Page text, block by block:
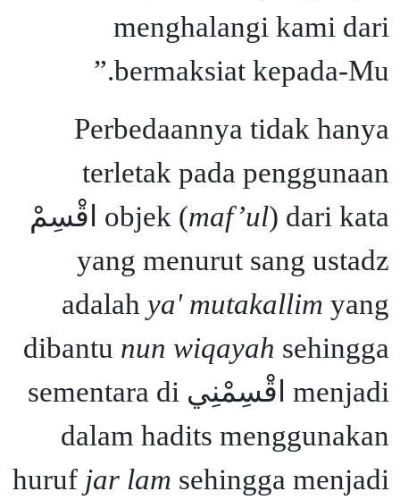
menghalangi kami dari
bermaksiat kepada-Mu.”
Perbedaannya tidak hanya
terletak pada penggunaan
objek (maf’ul
) dari kata اقْسِمْ
yang menurut sang ustadz
adalah ya' mutakallim yang
dibantu nun wiqayah sehingga
menjadi اقْسِمْنِي sementara di
dalam hadits menggunakan
huruf jar lam sehingga menjadi